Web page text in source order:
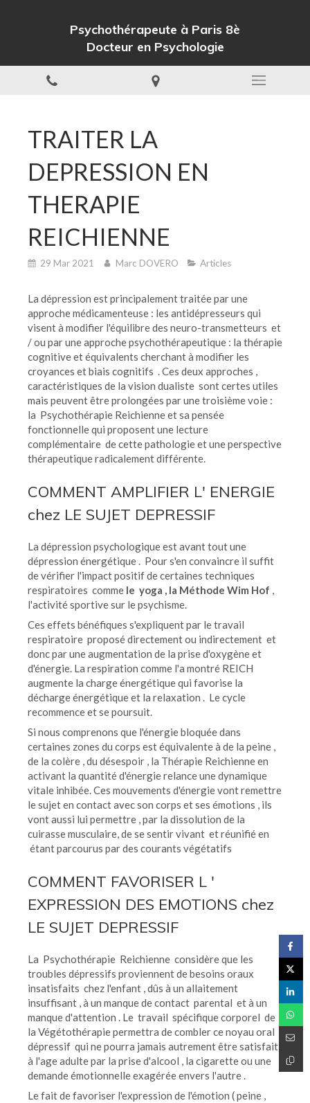
Psychothérapeute à Paris 8è
Docteur en Psychologie
TRAITER LA
DEPRESSION EN
THERAPIE
REICHIENNE
29 Mar 2021 Marc DOVERO Articles
La dépression est principalement traitée par une
approche médicamenteuse : les antidépresseurs qui
visent à modifier l'équilibre des neuro-transmetteurs et
/ ou par une approche psychothérapeutique : la thérapie
cognitive et équivalents cherchant à modifier les
croyances et biais cognitifs . Ces deux approches ,
caractéristiques de la vision dualiste sont certes utiles
mais peuvent être prolongées par une troisième voie :
la Psychothérapie Reichienne et sa pensée
fonctionnelle qui proposent une lecture
complémentaire de cette pathologie et une perspective
thérapeutique radicalement différente.
COMMENT AMPLIFIER L' ENERGIE
chez LE SUJET DEPRESSIF
La dépression psychologique est avant tout une
dépression énergétique . Pour s'en convaincre il suffit
de vérifier l'impact positif de certaines techniques
respiratoires comme le yoga , la Méthode Wim Hof ,
l'activité sportive sur le psychisme.
Ces effets bénéfiques s'expliquent par le travail
respiratoire proposé directement ou indirectement et
donc par une augmentation de la prise d'oxygène et
d'énergie. La respiration comme l'a montré REICH
augmente la charge énergétique qui favorise la
décharge énergétique et la relaxation . Le cycle
recommence et se poursuit.
Si nous comprenons que l'énergie bloquée dans
certaines zones du corps est équivalente à de la peine ,
de la colère , du désespoir , la Thérapie Reichienne en
activant la quantité d'énergie relance une dynamique
vitale inhibée. Ces mouvements d'énergie vont remettre
le sujet en contact avec son corps et ses émotions , ils
vont aussi lui permettre , par la dissolution de la
cuirasse musculaire, de se sentir vivant et réunifié en
étant parcourus par des courants végétatifs
COMMENT FAVORISER L '
EXPRESSION DES EMOTIONS chez
LE SUJET DEPRESSIF
La Psychothérapie Reichienne considère que les
troubles dépressifs proviennent de besoins oraux
insatisfaits chez l'enfant , dûs à un allaitement
insuffisant , à un manque de contact parental et à un
manque d'attention . Le travail spécifique corporel de
la Végétothérapie permettra de combler ce noyau oral
dépressif qui ne pourra jamais autrement être satisfait
à l'age adulte par la prise d'alcool , la cigarette ou une
demande émotionnelle exagérée envers l'autre .
Le fait de favoriser l'expression de l'émotion ( peine ,